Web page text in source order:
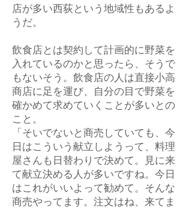
店が多い西荻という地域性もあるよ
うだ。
飲食店とは契約して計画的に野菜を
入れているのかと思ったら、そうで
もないそう。飲食店の人は直接小高
商店に足を運び、自分の目で野菜を
確かめて求めていくことが多いとの
こと。
「そいでないと商売していても、今
日はこういう献立しようって、料理
屋さんも日替わりで決めて。見に来
て献立決める人が多いですね。今日
はこれがいいよって勧めて。そんな
商売やってます。注文はね、来てま